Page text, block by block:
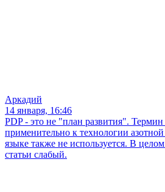
Аркадий
14 января, 16:46
PDP - это не "план развития".
применительно к технологии
языке также не используется. В
статьи слабый.